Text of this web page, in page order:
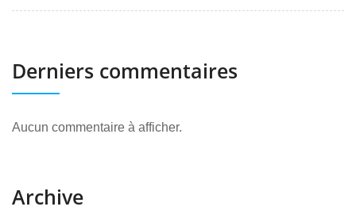
Derniers commentaires
Aucun commentaire à afficher.
Archive